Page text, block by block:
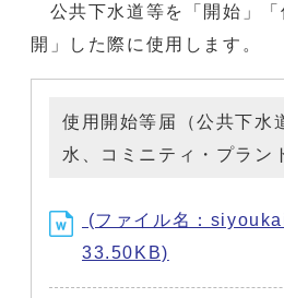
公共下水道等を「開始」「
開」した際に使用します。
使用開始等届（公共下水
水、コミニティ・プラン
(ファイル名：
33.50KB)